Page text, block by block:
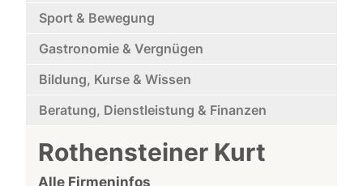
Sport & Bewegung
Gastronomie & Vergnügen
Bildung, Kurse & Wissen
Beratung, Dienstleistung & Finanzen
Rothensteiner Kurt
Alle Firmeninfos